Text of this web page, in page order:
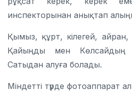
инспекторынан анықтап
Қымыз, құрт, кілегей, айран,
Қайыңды мен Көлсайдың
Сатыдан алуға болады.
Міндетті түрде фотоаппарат